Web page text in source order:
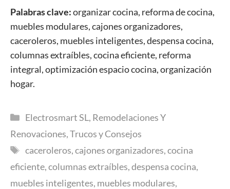
Palabras clave:organizar cocina, reforma de cocina,
muebles modulares, cajones organizadores,
caceroleros, muebles inteligentes, despensa cocina,
columnas extraíbles, cocina eficiente, reforma
integral, optimización espacio cocina, organización
hogar.
Categorías
Electrosmart SL, Remodelaciones Y
Renovaciones,Trucos y Consejos
Etiquetas
caceroleros,cajones organizadores,cocina
eficiente,columnas extraíbles,despensa cocina,
muebles inteligentes, muebles modulares,